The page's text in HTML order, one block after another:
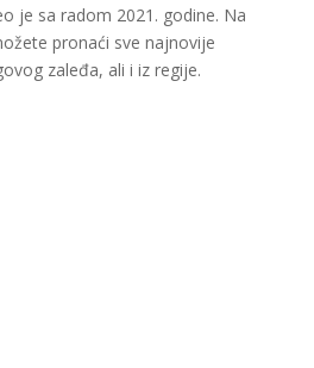
je sa radom 2021. godine. Na
pronaći sve najnovije
zaleđa, ali i iz regije.